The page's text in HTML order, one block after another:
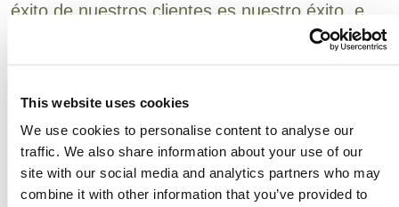
This website uses cookies
We use cookies to personalise content to analyse our
traffic. We also share information about your use of our
site with our social media and analytics partners who may
combine it with other information that you’ve provided to
éxito de nuestros clientes es nuestro éxito, e
invertimos continuamente en productos
innovadores y eficientes.